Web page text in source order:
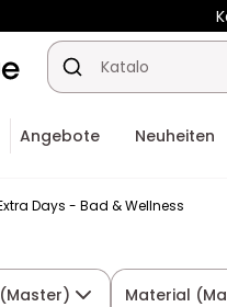
-10%
Angebote Neuheiten
Days - Bad & Wellness
Material